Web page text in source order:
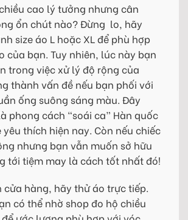
cao lý tưởng nhưng cân
ổn chút nào? Đừng lo, hãy
size áo L hoặc XL để phù hợp
của bạn. Tuy nhiên, lúc này bạn
trong việc xử lý độ rộng của
thành vấn đề nếu bạn phối với
ống suông sáng màu. Đây
phong cách “soái ca” Hàn quốc
thích hiện nay. Còn nếu chiếc
nhưng bạn vẫn muốn sở hữu
tới tiệm may là cách tốt nhất đó!
cửa hàng, hãy thử áo trực tiếp.
có thể nhờ shop đo hộ chiều